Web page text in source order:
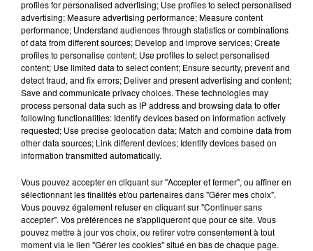
20h59
20h59
DJ GOJA & JASON DERULO &
Mi Chico
20h55
20h55
20h51
20h51 20h47
20h47
profiles for personalised advertising; Use profiles to select personalised
advertising; Measure advertising performance; Measure content
performance; Understand audiences through statistics or combinations
of data from different sources; Develop and improve services; Create
profiles to personalise content; Use profiles to select personalised
content; Use limited data to select content; Ensure security, prevent and
detect fraud, and fix errors; Deliver and present advertising and content;
Save and communicate privacy choices. These technologies may
process personal data such as IP address and browsing data to offer
following functionalities: Identify devices based on information actively
requested; Use precise geolocation data; Match and combine data from
other data sources; Link different devices; Identify devices based on
information transmitted automatically.
Vous pouvez accepter en cliquant sur "Accepter et fermer", ou affiner en
sélectionnant les finalités et/ou partenaires dans "Gérer mes choix".
Vous pouvez également refuser en cliquant sur "Continuer sans
accepter". Vos préférences ne s'appliqueront que pour ce site. Vous
pouvez mettre à jour vos choix, ou retirer votre consentement à tout
moment via le lien "Gérer les cookies" situé en bas de chaque page.